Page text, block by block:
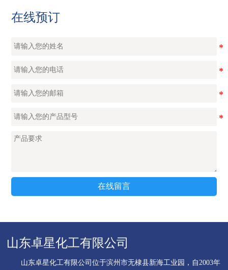
在线预订
在线留言
山东卓星化工有限公司
山东卓星化工有限公司位于滨州市无棣县新海工业园，自2003年